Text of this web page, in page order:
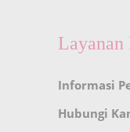
Layanan
Informasi
Hubungi